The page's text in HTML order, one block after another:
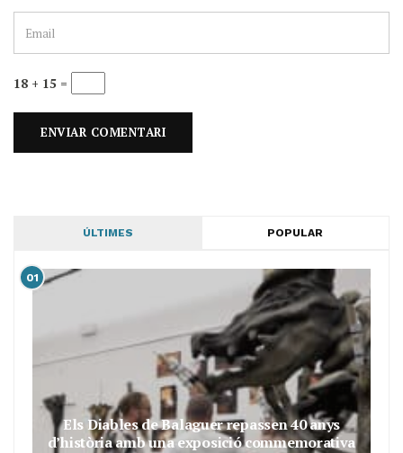
18 + 15 =
ÚLTIMES POPULAR
01
Els Diables de Balaguer repassen 40 anys
d’història amb una exposició commemorativa